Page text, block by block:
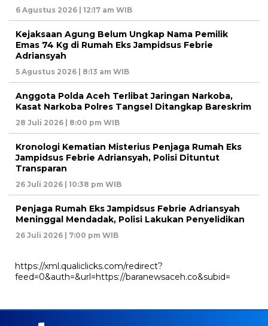
6 Agustus 2026 | 12:17 am WIB
Kejaksaan Agung Belum Ungkap Nama Pemilik
Emas 74 Kg di Rumah Eks Jampidsus Febrie
Adriansyah
5 Agustus 2026 | 8:13 am WIB
Anggota Polda Aceh Terlibat Jaringan Narkoba,
Kasat Narkoba Polres Tangsel Ditangkap Bareskrim
28 Juli 2026 | 8:00 pm WIB
Kronologi Kematian Misterius Penjaga Rumah Eks
Jampidsus Febrie Adriansyah, Polisi Dituntut
Transparan
26 Juli 2026 | 10:38 pm WIB
Penjaga Rumah Eks Jampidsus Febrie Adriansyah
Meninggal Mendadak, Polisi Lakukan Penyelidikan
26 Juli 2026 | 7:00 pm WIB
https://xml.qualiclicks.com/redirect?
feed=0&auth=&url=https://baranewsaceh.co&subid=